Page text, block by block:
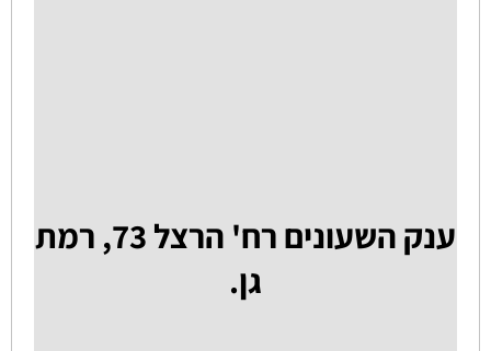
ענק השעונים רח' הרצל 73, רמת
גן.